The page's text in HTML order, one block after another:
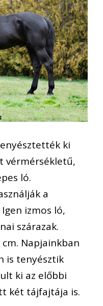
ki
vérmérsékletű,
ló.
a
izmos ló,
szárazak.
Napjainkban
is tenyésztik
ki az előbbi
két tájfajtája is.